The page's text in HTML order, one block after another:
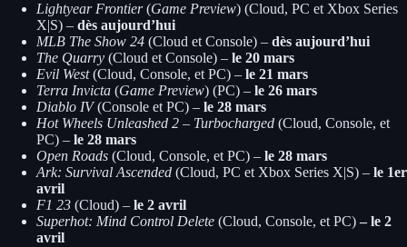
Lightyear Frontier(Game Preview) (Cloud, PC et Xbox Series
X|S) – dès aujourd’hui
MLB The Show 24 (Cloud et Console) – dès aujourd’hui
The Quarry (Cloud et Console) – le 20 mars
Evil West(Cloud, Console, et PC) – le 21 mars
Terra Invicta (Game Preview) (PC) – le 26 mars
Diablo IV(Console et PC) – le 28 mars
Hot Wheels Unleashed 2 – Turbocharged (Cloud, Console, et
PC) – le 28 mars
Open Roads (Cloud, Console, et PC) – le 28 mars
Ark: Survival Ascended (Cloud, PC et Xbox Series X|S) – le 1er
avril
F1 23 (Cloud) – le 2 avril
Superhot: Mind Control Delete (Cloud, Console, et PC)– le 2
avril